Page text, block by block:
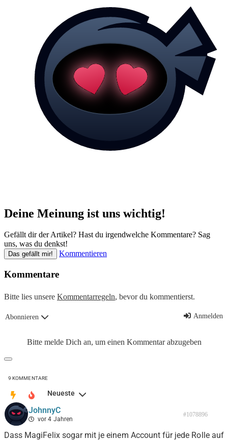
Deine Meinung ist uns wichtig!
Gefällt dir der Artikel? Hast du irgendwelche Kommentare? Sag
uns, was du denkst!
Das gefällt mir! Kommentieren
Kommentare
Bitte lies unsere Kommentarregeln, bevor du kommentierst.
Abonnieren Anmelden
Bitte melde Dich an, um einen Kommentar abzugeben
9 KOMMENTARE
Neueste
JohnnyC
vor 4 Jahren
#1078896
Dass MagiFelix sogar mit je einem Account für jede Rolle auf